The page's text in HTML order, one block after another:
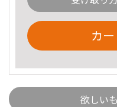
カ
欲しい